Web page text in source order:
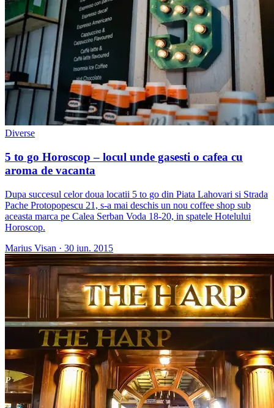
Diverse
5 to go Horoscop – locul unde gasesti o cafea cu
aroma de vacanta
Dupa succesul celor doua locatii 5 to go din Piata Lahovari si Strada
Pache Protopopescu 21, s-a mai deschis un nou coffee shop sub
aceasta marca pe Calea Serban Voda 18-20, in spatele Hotelului
Horoscop.
Marius Visan · 30 iun. 2015